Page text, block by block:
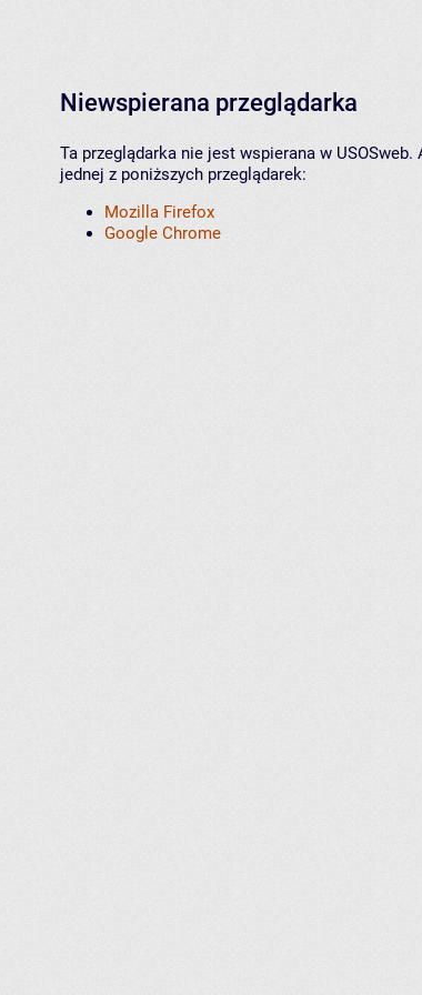
Niewspierana przeglądarka
Ta przeglądarka nie jest wspierana w
jednej z poniższych przeglądarek:
Mozilla Firefox
Google Chrome